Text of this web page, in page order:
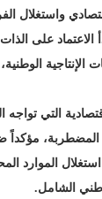
واستغلال
الاعتماد على
الإنتاجية
التي
مؤكداً
الموارد
الشامل.